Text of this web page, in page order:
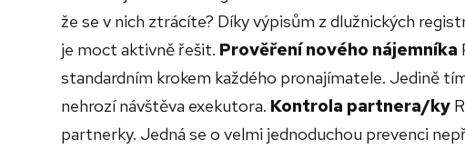
že se v nich ztrácíte? Díky výpisům z dlužnických
je moct aktivně řešit. Prověření nového nájemníka
standardním krokem každého pronajímatele. Jedině
nehrozí návštěva exekutora. Kontrola partnera/ky
partnerky. Jedná se o velmi jednoduchou prevenci